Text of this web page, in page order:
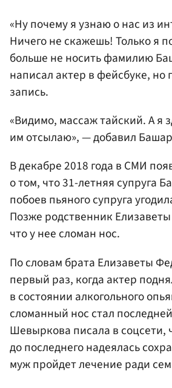
«Ну почему я узнаю о нас из
Ничего не скажешь! Только я
больше не носить фамилию
написал актер в фейсбуке, но
запись.
«Видимо, массаж тайский. А я
им отсылаю», — добавил
В декабре 2018 года в СМИ
о том, что 31-летняя супруга
побоев пьяного супруга
Позже родственник
что у нее сломан нос.
По словам брата Елизаветы
первый раз, когда актер
в состоянии алкогольного
сломанный нос стал
Шевыркова писала в соцсети,
до последнего надеялась
муж пройдет лечение ради